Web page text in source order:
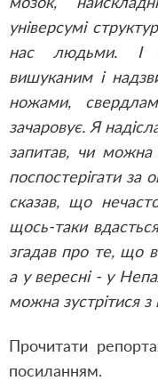
універсумі
нас людьми. І
вишуканим і
ножами,
зачаровує. Я
запитав, чи можна
поспостерігати за
сказав, що
щось-таки
згадав про те, що
а у вересні - у
можна зустрітися з
Прочитати
посиланням.